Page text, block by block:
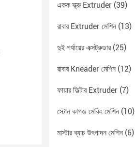
একক স্ক্রু Extruder (39)
রাবার Extruder মেশিন (13)
দুই পর্যায়ের এক্সট্রুডার(25)
রাবার Kneader মেশিন (12)
ফায়ার ফিল্টার Extruder (7)
স্টোন কাগজ মেকিং মেশিন (10)
মাস্টার ব্যাচ উৎপাদন মেশিন (6)